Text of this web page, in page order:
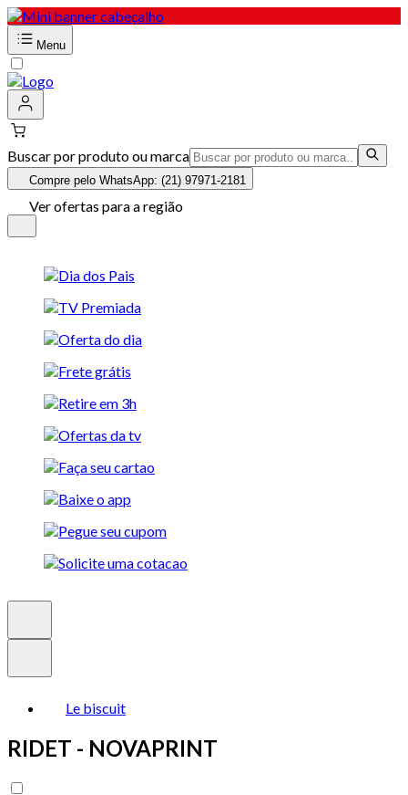
Menu
Buscar por produto ou marca
Compre pelo WhatsApp: (21) 97971-2181
Ver ofertas para a região
Le biscuit
RIDET - NOVAPRINT